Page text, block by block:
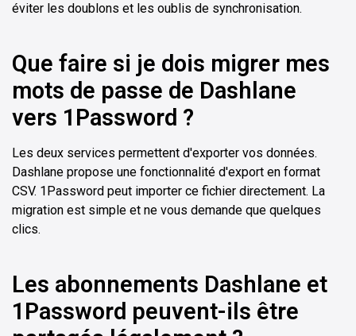
éviter les doublons et les oublis de synchronisation.
Que faire si je dois migrer mes
mots de passe de Dashlane
vers 1Password ?
Les deux services permettent d'exporter vos données.
Dashlane propose une fonctionnalité d'export en format
CSV. 1Password peut importer ce fichier directement. La
migration est simple et ne vous demande que quelques
clics.
Les abonnements Dashlane et
1Password peuvent-ils être